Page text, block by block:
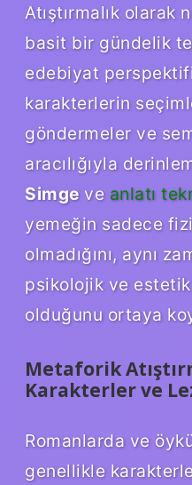
Atıştırmalık olarak
basit bir gündelik
edebiyat
karakterlerin
göndermeler ve
aracılığıyla
Simgeve anlatı
yemeğin sadece
olmadığını, aynı
psikolojik ve
olduğunu ortaya
Metaforik
Karakterler ve
Romanlarda ve
genellikle